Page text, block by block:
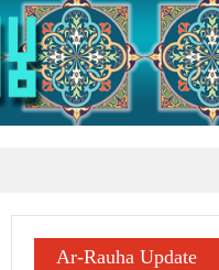
Ar-Rauha Update